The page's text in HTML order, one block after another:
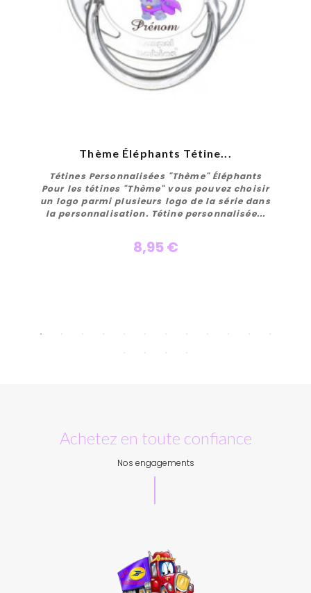
Thème Éléphants Tétine...
Tétines Personnalisées "Thème" Éléphants
Pour les tétines "Thème" vous pouvez choisir
un logo parmi plusieurs logo de la série dans
la personnalisation. Tétine personnalisée...
8,95 €
Achetez en toute confiance
Nos engagements